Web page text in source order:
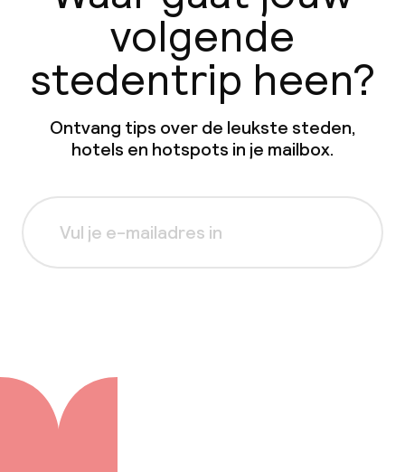
volgende
stedentrip heen?
Ontvang tips over de leukste steden,
hotels en hotspots in je mailbox.